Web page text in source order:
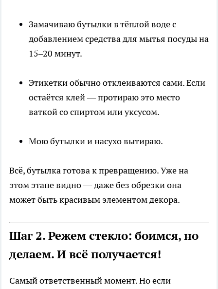
Замачиваю бутылки в тёплой воде с
добавлением средства для мытья посуды на
15–20 минут.
Этикетки обычно отклеиваются сами. Если
остаётся клей — протираю это место
ваткой со спиртом или уксусом.
Мою бутылки и насухо вытираю.
Всё, бутылка готова к превращению. Уже на
этом этапе видно — даже без обрезки она
может быть красивым элементом декора.
Шаг 2. Режем стекло: боимся, но
делаем. И всё получается!
Самый ответственный момент. Но если